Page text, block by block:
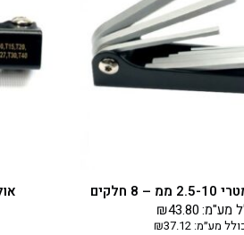
חלקים
₪43.80מע"מ:
מע״מ: ₪37.12